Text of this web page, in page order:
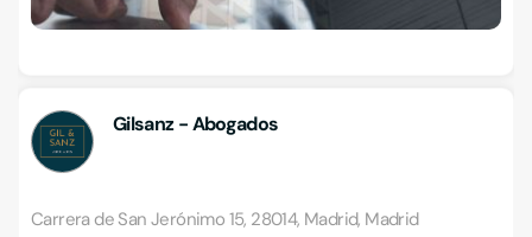
Gilsanz - Abogados
Carrera de San Jerónimo 15, 28014, Madrid, Madrid